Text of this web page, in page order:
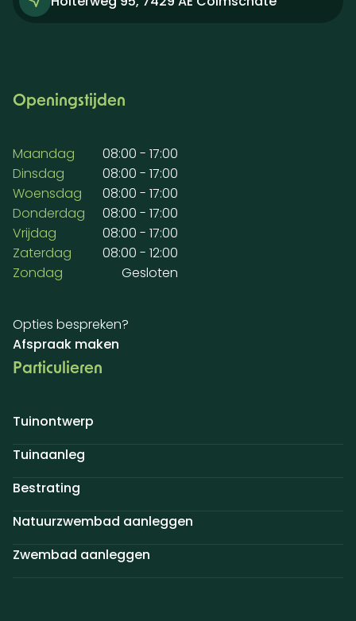
Openingstijden
Maandag
08:00 - 17:00
Dinsdag
08:00 - 17:00
Woensdag
08:00 - 17:00
Donderdag
08:00 - 17:00
Vrijdag
08:00 - 17:00
Zaterdag
08:00 - 12:00
Zondag
Gesloten
Opties bespreken?
Afspraak maken
Particulieren
Tuinontwerp
Tuinaanleg
Bestrating
Natuurzwembad aanleggen
Zwembad aanleggen